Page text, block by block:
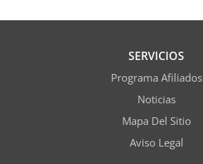
SERVICIOS
Programa Afiliados
Noticias
Mapa Del Sitio
Aviso Legal